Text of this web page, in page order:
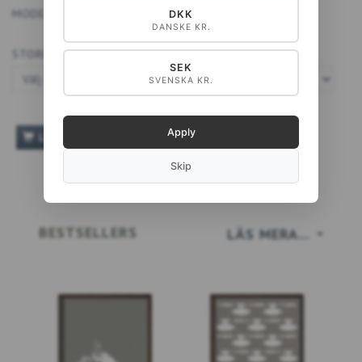
MODELL:
STORLEK:
LÄGG TILL VARUKORGEN
LÄS MERA…
BESTSELLERS
DKK
DANSKE KR.
SEK
SVENSKA KR.
Apply
Skip